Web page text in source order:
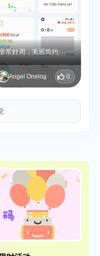
常好用，美观简约
Angel Onelog 0